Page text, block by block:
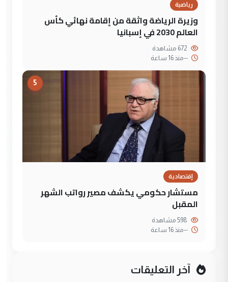
رياضية
وزيرة الرياضة واثقة من إقامة نهائي كأس
العالم 2030 في إسبانيا
--منذ 16 ساعة
5
إقتصادية
مستشار حكومي يكشف مصير رواتب الشهر
المقبل
--منذ 16 ساعة
آخر التعليقات